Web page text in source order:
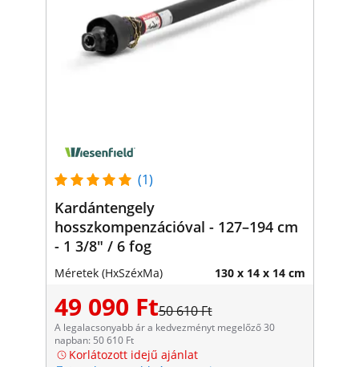
(1)
Kardántengely
hosszkompenzációval - 127–194 cm
- 1 3/8" / 6 fog
Méretek (HxSzéxMa) 130 x 14 x 14 cm
49 090 Ft50 610 Ft
A legalacsonyabb ár a kedvezményt megelőző 30
napban: 50 610 Ft
Korlátozott idejű ajánlat